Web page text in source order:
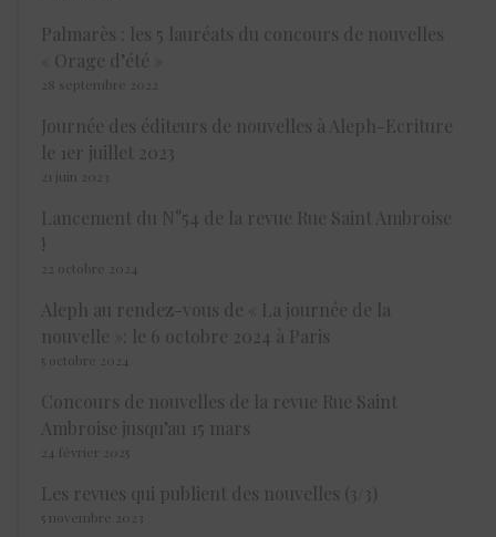
Palmarès : les 5 lauréats du concours de nouvelles
« Orage d’été »
28 septembre 2022
Journée des éditeurs de nouvelles à Aleph-Ecriture
le 1er juillet 2023
21 juin 2023
Lancement du N°54 de la revue Rue Saint Ambroise
!
22 octobre 2024
Aleph au rendez-vous de « La journée de la
nouvelle »: le 6 octobre 2024 à Paris
5 octobre 2024
Concours de nouvelles de la revue Rue Saint
Ambroise jusqu’au 15 mars
24 février 2025
Les revues qui publient des nouvelles (3/3)
5 novembre 2023